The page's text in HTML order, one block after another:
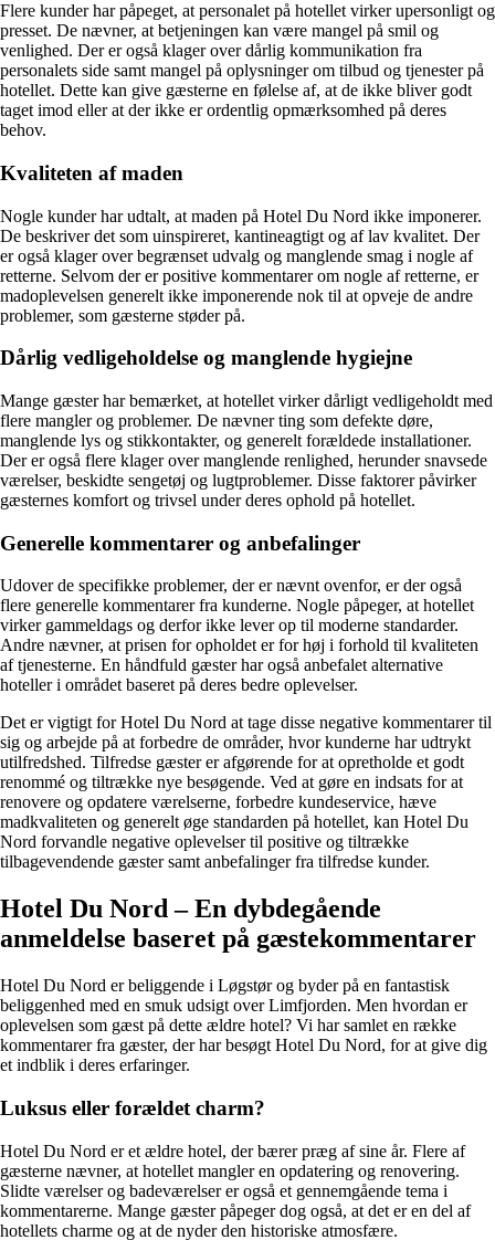
Flere kunder har påpeget, at personalet på hotellet virker upersonligt og
presset. De nævner, at betjeningen kan være mangel på smil og
venlighed. Der er også klager over dårlig kommunikation fra
personalets side samt mangel på oplysninger om tilbud og tjenester på
hotellet. Dette kan give gæsterne en følelse af, at de ikke bliver godt
taget imod eller at der ikke er ordentlig opmærksomhed på deres
behov.
Kvaliteten af maden
Nogle kunder har udtalt, at maden på Hotel Du Nord ikke imponerer.
De beskriver det som uinspireret, kantineagtigt og af lav kvalitet. Der
er også klager over begrænset udvalg og manglende smag i nogle af
retterne. Selvom der er positive kommentarer om nogle af retterne, er
madoplevelsen generelt ikke imponerende nok til at opveje de andre
problemer, som gæsterne støder på.
Dårlig vedligeholdelse og manglende hygiejne
Mange gæster har bemærket, at hotellet virker dårligt vedligeholdt med
flere mangler og problemer. De nævner ting som defekte døre,
manglende lys og stikkontakter, og generelt forældede installationer.
Der er også flere klager over manglende renlighed, herunder snavsede
værelser, beskidte sengetøj og lugtproblemer. Disse faktorer påvirker
gæsternes komfort og trivsel under deres ophold på hotellet.
Generelle kommentarer og anbefalinger
Udover de specifikke problemer, der er nævnt ovenfor, er der også
flere generelle kommentarer fra kunderne. Nogle påpeger, at hotellet
virker gammeldags og derfor ikke lever op til moderne standarder.
Andre nævner, at prisen for opholdet er for høj i forhold til kvaliteten
af tjenesterne. En håndfuld gæster har også anbefalet alternative
hoteller i området baseret på deres bedre oplevelser.
Det er vigtigt for Hotel Du Nord at tage disse negative kommentarer til
sig og arbejde på at forbedre de områder, hvor kunderne har udtrykt
utilfredshed. Tilfredse gæster er afgørende for at opretholde et godt
renommé og tiltrække nye besøgende. Ved at gøre en indsats for at
renovere og opdatere værelserne, forbedre kundeservice, hæve
madkvaliteten og generelt øge standarden på hotellet, kan Hotel Du
Nord forvandle negative oplevelser til positive og tiltrække
tilbagevendende gæster samt anbefalinger fra tilfredse kunder.
Hotel Du Nord – En dybdegående
anmeldelse baseret på gæstekommentarer
Hotel Du Nord er beliggende i Løgstør og byder på en fantastisk
beliggenhed med en smuk udsigt over Limfjorden. Men hvordan er
oplevelsen som gæst på dette ældre hotel? Vi har samlet en række
kommentarer fra gæster, der har besøgt Hotel Du Nord, for at give dig
et indblik i deres erfaringer.
Luksus eller forældet charm?
Hotel Du Nord er et ældre hotel, der bærer præg af sine år. Flere af
gæsterne nævner, at hotellet mangler en opdatering og renovering.
Slidte værelser og badeværelser er også et gennemgående tema i
kommentarerne. Mange gæster påpeger dog også, at det er en del af
hotellets charme og at de nyder den historiske atmosfære.